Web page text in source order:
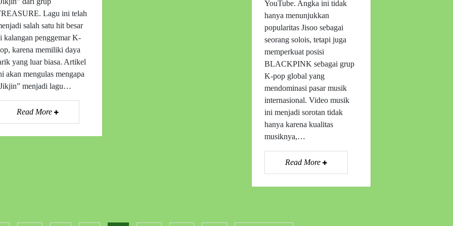
Lagu ini telah
salah satu hit besar
kalangan penggemar K-
karena memiliki daya
yang luar biasa. Artikel
akan mengulas mengapa
menjadi lagu…
Read More
YouTube. Angka ini tidak
hanya menunjukkan
popularitas Jisoo sebagai
seorang solois, tetapi juga
memperkuat posisi
BLACKPINK sebagai grup
K-pop global yang
mendominasi pasar musik
internasional. Video musik
ini menjadi sorotan tidak
hanya karena kualitas
musiknya,…
Read More